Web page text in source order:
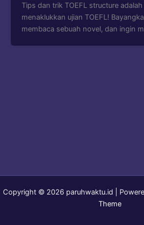
Tips dan trik TOEFL structure
menaklukkan ujian TOEFL!
membaca sebuah novel, dan ingin
Copyright © 2026 paruhwaktu.id |
Theme